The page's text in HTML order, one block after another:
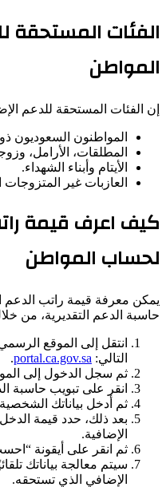
الفئات المستحقة
المواطن
إن الفئات المستحقة للدعم
المواطنون السعوديون
المطلقات، الأرامل،
الأيتام وأبناء الشهداء.
العازبات غير المتزوجات
كيف اعرف قيمة
لحساب المواطن
يمكن معرفة قيمة راتب
حاسبة الدعم التقديرية، من
انتقل إلى الموقع
التالي: portal.ca.gov.sa
.
ثم سجل الدخول إلى
انقر على تبويب حاسبة
ثم أدخل بياناتك
بعد ذلك، حدد قيمة
الإضافية.
ثم انقر على أيقونة
سيتم معالجة بياناتك
الإضافي الذي تستحقه.